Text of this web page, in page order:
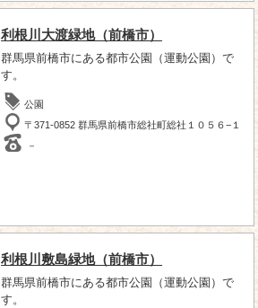
利根川大渡緑地（前橋市）
群馬県前橋市にある都市公園（運動公園）で
す。
公園
〒371-0852 群馬県前橋市総社町総社１０５６−１
－
利根川敷島緑地（前橋市）
群馬県前橋市にある都市公園（運動公園）で
す。